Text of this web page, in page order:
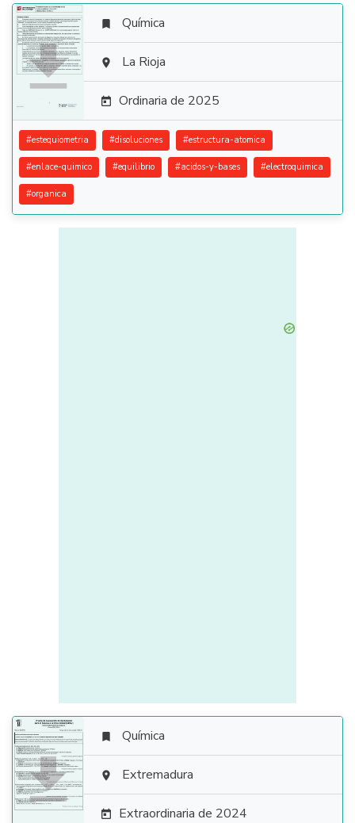

 Química
 La Rioja
 Ordinaria de 2025
#estequiometria #disoluciones #estructura-atomica
#enlace-quimico #equilibrio #acidos-y-bases #electroquimica
#organica

 Química
 Extremadura
 Extraordinaria de 2024